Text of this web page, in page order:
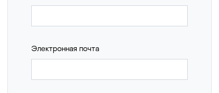
Электронная почта